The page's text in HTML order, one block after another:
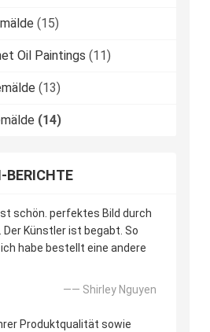
(15)
Oil Paintings (11)
(13)
(14)
BERICHTE
schön. perfektes Bild durch
Der Künstler ist begabt. So
habe bestellt eine andere
—— Shirley Nguyen
Produktqualität sowie